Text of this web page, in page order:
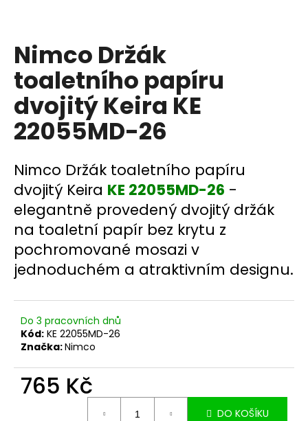
Nimco Držák
toaletního papíru
dvojitý Keira KE
22055MD-26
Nimco Držák toaletního papíru
dvojitý Keira KE 22055MD-26 -
elegantně provedený dvojitý držák
na toaletní papír bez krytu z
pochromované mosazi v
jednoduchém a atraktivním designu.
Do 3 pracovních dnů
Kód: KE 22055MD-26
Značka:Nimco
765 Kč
DO KOŠÍKU
í
t
?
D
o
p
o
r
u
e
m
e